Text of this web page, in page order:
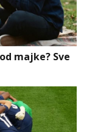
majke? Sve